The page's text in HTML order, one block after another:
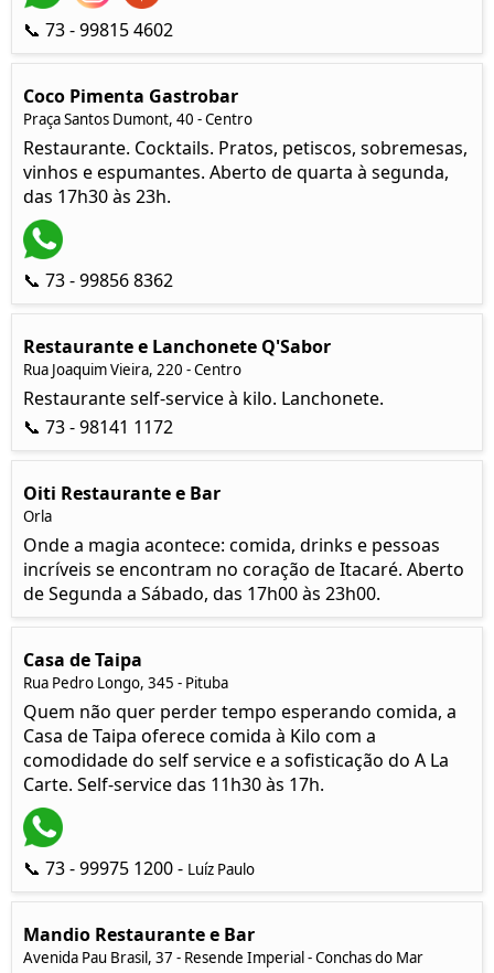
📞 73 - 99815 4602
Coco Pimenta Gastrobar
Praça Santos Dumont, 40 - Centro
Restaurante. Cocktails. Pratos, petiscos, sobremesas,
vinhos e espumantes. Aberto de quarta à segunda,
das 17h30 às 23h.
📞 73 - 99856 8362
Restaurante e Lanchonete Q'Sabor
Rua Joaquim Vieira, 220 - Centro
Restaurante self-service à kilo. Lanchonete.
📞 73 - 98141 1172
Oiti Restaurante e Bar
Orla
Onde a magia acontece: comida, drinks e pessoas
incríveis se encontram no coração de Itacaré. Aberto
de Segunda a Sábado, das 17h00 às 23h00.
Casa de Taipa
Rua Pedro Longo, 345 - Pituba
Quem não quer perder tempo esperando comida, a
Casa de Taipa oferece comida à Kilo com a
comodidade do self service e a sofisticação do A La
Carte. Self-service das 11h30 às 17h.
📞 73 - 99975 1200 - Luíz Paulo
Mandio Restaurante e Bar
Avenida Pau Brasil, 37 - Resende Imperial - Conchas do Mar